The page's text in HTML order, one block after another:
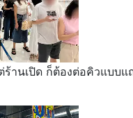
ต่ร้านเปิด ก็ต้องต่อคิวแบบ